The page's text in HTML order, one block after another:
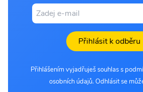
Přihlásit k odběru
Přihlášením vyjadřuješ souhlas s
osobních údajů. Odhlásit se